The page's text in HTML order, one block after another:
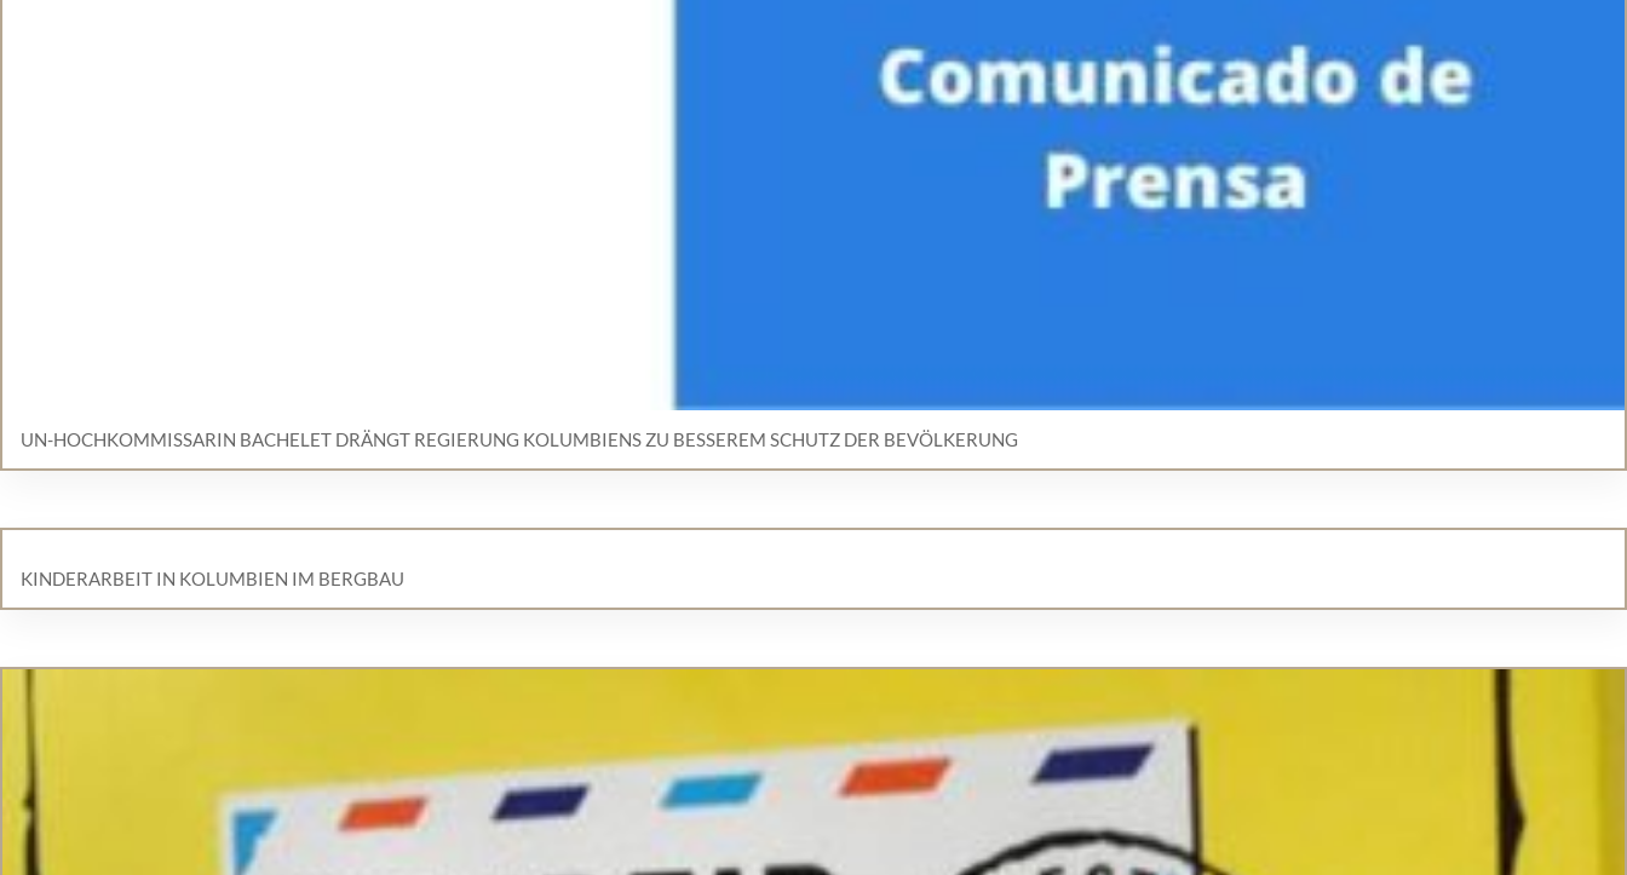
UN-HOCHKOMMISSARIN BACHELET DRÄNGT REGIERUNG KOLUMBIENS ZU BESSEREM SCHUTZ DER BEVÖLKERUNG
KINDERARBEIT IN KOLUMBIEN IM BERGBAU